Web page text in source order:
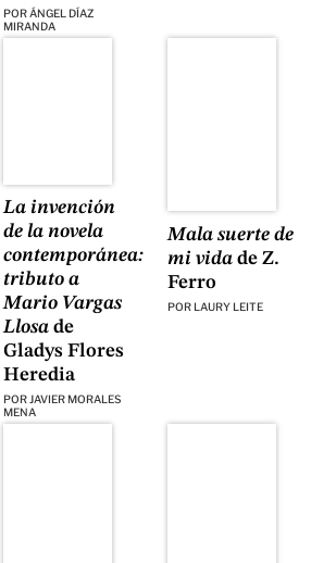
PORÁNGEL DÍAZ
MIRANDA
La invención
de la novela
contemporánea:
tributo a
Mario Vargas
Llosade
Gladys Flores
Heredia
POR JAVIER MORALES
MENA
Mala suerte de
mi vida de Z.
Ferro
POR LAURY LEITE